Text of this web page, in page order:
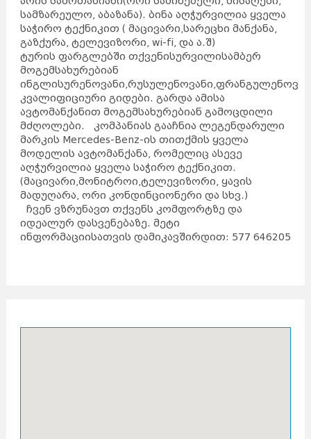
სამზარეულო, აბაზანა). ბინა აღჭურვილია ყველა
საჭირო ტექნიკით ( მაცივარი,სარეცხი მანქანა,
გაზქურა, ტელევიზორი, wi-fi, და ა.შ)
ტურის ფარგლებში თქვენისურვილისამბერ
მოგემსახურებიან
კვალიფიციური გიდები. გარდა ამისა
ავტომანქანით მოგემსახურებიან გამოცდილი
მძღოლები. კომპანიას გააჩნია ლეგენდარული
მარკის Mercedes-Benz-ის თითქმის ყველა
მოდელის ავტომანქანა, რომელიც ასევე
აღჭურვილია ყველა საჭირო ტექნიკით.
(მაცივარი,მონიტროი,ტელევიზორი, ყავის
მადუღარა, ორი კონდინციონერი და სხვ.)
ჩვენ ვზრუნავთ თქვენს კომფორტზე და
იდეალურ დასვენებაზე. მეტი
ინფორმაციისათვის დამიკავშირდით: 577 646205